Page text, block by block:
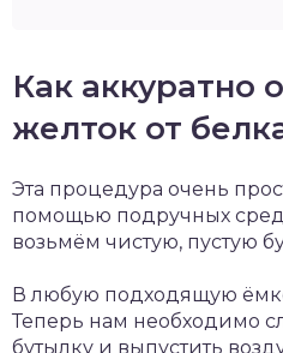
Как аккуратно
желток от
Эта процедура очень
помощью подручных
возьмём чистую, пустую
В любую подходящую
Теперь нам необходимо
бутылку и выпустить